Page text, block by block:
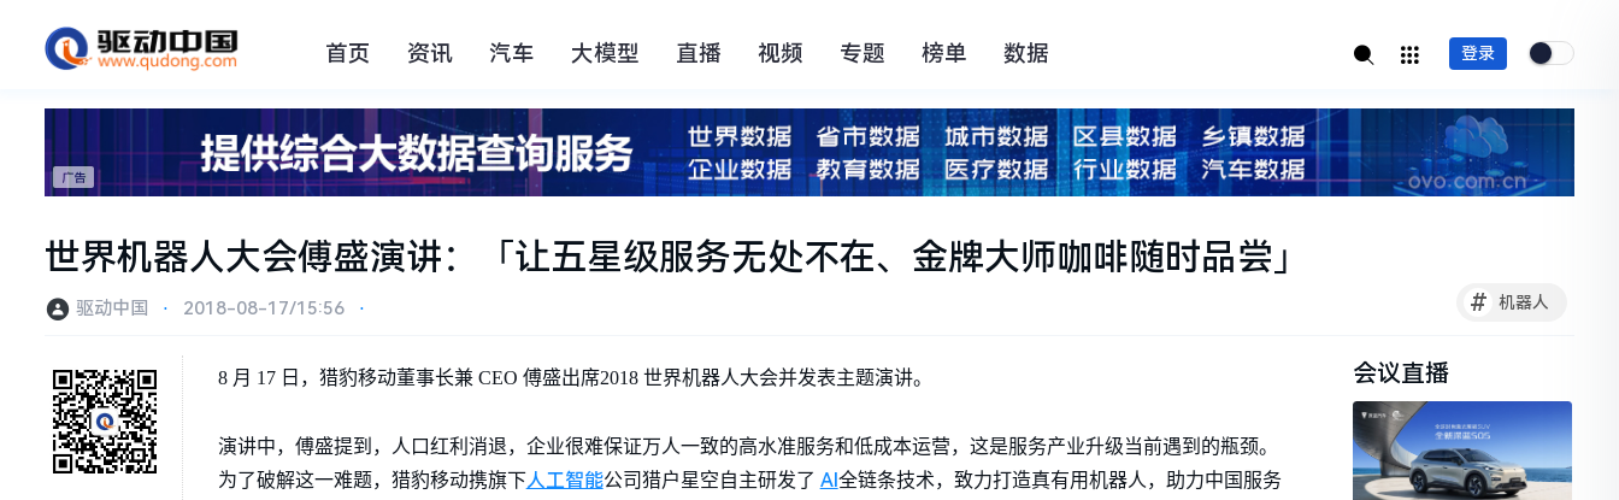
首页 资讯 汽车 大模型 直播 视频 专题 榜单 数据 登录
世界机器人大会傅盛演讲：「让五星级服务无处不在、金牌大师咖啡随时品尝」
# 机器人
驱动中国 ⋅ 2018-08-17/15:56 ⋅
8 月 17 日，猎豹移动董事长兼 CEO 傅盛出席2018 世界机器人大会并发表主题演讲。
演讲中，傅盛提到，人口红利消退，企业很难保证万人一致的高水准服务和低成本运营，这是服务产业升级当前遇到的瓶颈。
为了破解这一难题，猎豹移动携旗下人工智能公司猎户星空自主研发了 AI全链条技术，致力打造真有用机器人，助力中国服务
会议直播